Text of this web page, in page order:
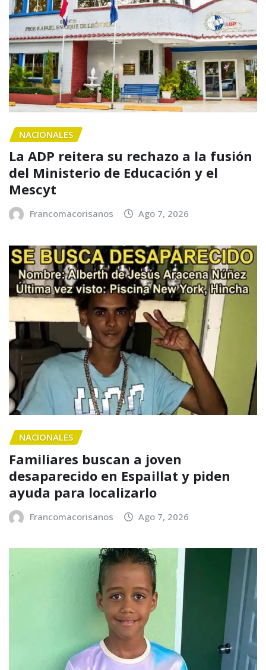
NACIONALES
La ADP reitera su rechazo a la fusión
del Ministerio de Educación y el
Mescyt
Francomacorisanos Ago 7, 2026
NACIONALES
Familiares buscan a joven
desaparecido en Espaillat y piden
ayuda para localizarlo
Francomacorisanos Ago 7, 2026